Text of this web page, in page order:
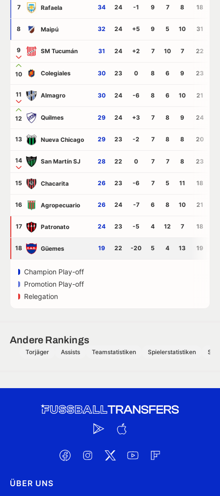
7 Rafaela 34 24 -1 9 7 8 18
8 Maipú 32 24 +5 9 5 10 31
9 SM Tucumán 31 24 +2 7 10 7 22
10 Colegiales 30 23 0 8 6 9 23
11 Almagro 30 24 -6 8 6 10 21
12 Quilmes 29 24 +3 7 8 9 24
13 Nueva Chicago 29 23 -2 7 8 8 20
14 San Martín SJ 28 22 0 7 7 8 23
15 Chacarita 26 23 -6 7 5 11 18
16 Agropecuario 26 24 -7 6 8 10 21
17 Patronato 24 23 -5 4 12 7 18
18 Güemes 19 22 -20 5 4 13 19
Champion Play-off
Promotion Play-off
Relegation
Andere Rankings
Torjäger Assists Teamstatistiken Spielerstatistiken
ÜBER UNS